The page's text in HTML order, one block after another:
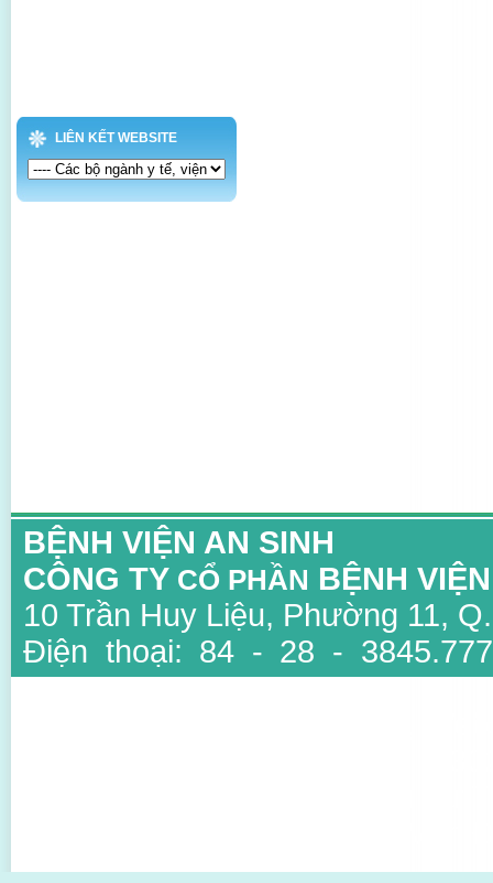
LIÊN KẾT WEBSITE
BỆNH VIỆN AN SINH
CÔNG TY CỔ PHẦN BỆNH
10 Trần Huy Liệu, Phường 11,
Điện thoại: 84 - 28 -
3847.6734